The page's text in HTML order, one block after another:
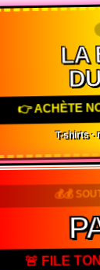
LA
👉 ACHÈTE
T-shirts ·
💰💰
🚨 FILE